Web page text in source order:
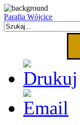
Parafia Wójcice